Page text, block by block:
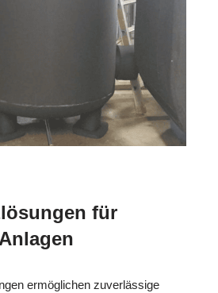
für
ermöglichen zuverlässige